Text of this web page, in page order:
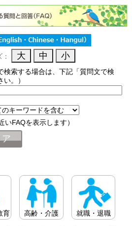
検索する場合は、下記「質問文で検
。）
FAQを表示します）
育 高齢・介護 就職・退職